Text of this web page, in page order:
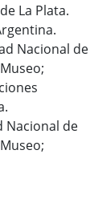
La Plata.
Nacional de
Nacional de